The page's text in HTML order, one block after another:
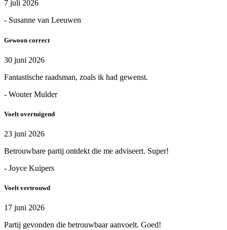
7 juli 2026
- Susanne van Leeuwen
Gewoon correct
30 juni 2026
Fantastische raadsman, zoals ik had gewenst.
- Wouter Mulder
Voelt overtuigend
23 juni 2026
Betrouwbare partij ontdekt die me adviseert. Super!
- Joyce Kuipers
Voelt vertrouwd
17 juni 2026
Partij gevonden die betrouwbaar aanvoelt. Goed!